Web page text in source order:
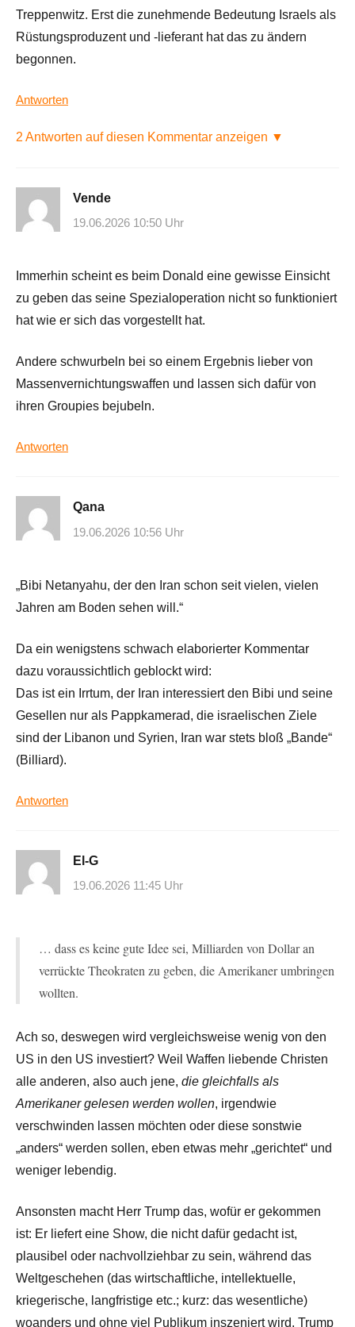
Treppenwitz. Erst die zunehmende Bedeutung Israels als
Rüstungsproduzent und -lieferant hat das zu ändern
begonnen.
Antworten
2 Antworten auf diesen Kommentar anzeigen ▼
Vende
19.06.2026 10:50 Uhr
Immerhin scheint es beim Donald eine gewisse Einsicht
zu geben das seine Spezialoperation nicht so funktioniert
hat wie er sich das vorgestellt hat.
Andere schwurbeln bei so einem Ergebnis lieber von
Massenvernichtungswaffen und lassen sich dafür von
ihren Groupies bejubeln.
Antworten
Qana
19.06.2026 10:56 Uhr
„Bibi Netanyahu, der den Iran schon seit vielen, vielen
Jahren am Boden sehen will.“
Da ein wenigstens schwach elaborierter Kommentar
dazu voraussichtlich geblockt wird:
Das ist ein Irrtum, der Iran interessiert den Bibi und seine
Gesellen nur als Pappkamerad, die israelischen Ziele
sind der Libanon und Syrien, Iran war stets bloß „Bande“
(Billiard).
Antworten
El-G
19.06.2026 11:45 Uhr
… dass es keine gute Idee sei, Milliarden von Dollar an
verrückte Theokraten zu geben, die Amerikaner umbringen
wollten.
Ach so, deswegen wird vergleichsweise wenig von den
US in den US investiert? Weil Waffen liebende Christen
alle anderen, also auch jene, die gleichfalls als
Amerikaner gelesen werden wollen, irgendwie
verschwinden lassen möchten oder diese sonstwie
„anders“ werden sollen, eben etwas mehr „gerichtet“ und
weniger lebendig.
Ansonsten macht Herr Trump das, wofür er gekommen
ist: Er liefert eine Show, die nicht dafür gedacht ist,
plausibel oder nachvollziehbar zu sein, während das
Weltgeschehen (das wirtschaftliche, intellektuelle,
kriegerische, langfristige etc.; kurz: das wesentliche)
woanders und ohne viel Publikum inszeniert wird. Trump